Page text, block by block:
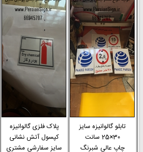
تابلو گالوانیزه سایز
30×25 سانت
چاپ عالی شبرنگ
پلاک فلزی گالوانیزه
کپسول آتش نشانی
سایز سفارشی مشتری